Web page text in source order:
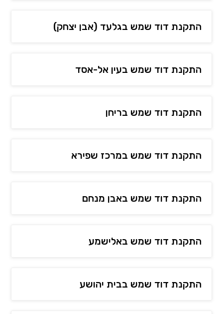
התקנת דוד שמש בגלעד (אבן יצחק)
התקנת דוד שמש בעין אל-אסד
התקנת דוד שמש בריחן
התקנת דוד שמש במרכז שפירא
התקנת דוד שמש באבן מנחם
התקנת דוד שמש באלישמע
התקנת דוד שמש בבית יהושע